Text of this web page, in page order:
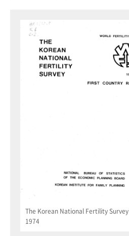
The Korean National Fertility Survey
1974